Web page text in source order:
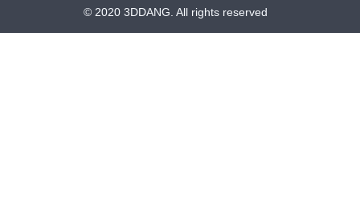
© 2020 3DDANG. All rights reserved